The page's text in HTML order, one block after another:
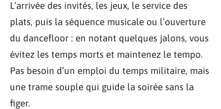
L’arrivée des invités, les jeux, le service des
plats, puis la séquence musicale ou l’ouverture
du dancefloor : en notant quelques jalons, vous
évitez les temps morts et maintenez le tempo.
Pas besoin d’un emploi du temps militaire, mais
une trame souple qui guide la soirée sans la
figer.